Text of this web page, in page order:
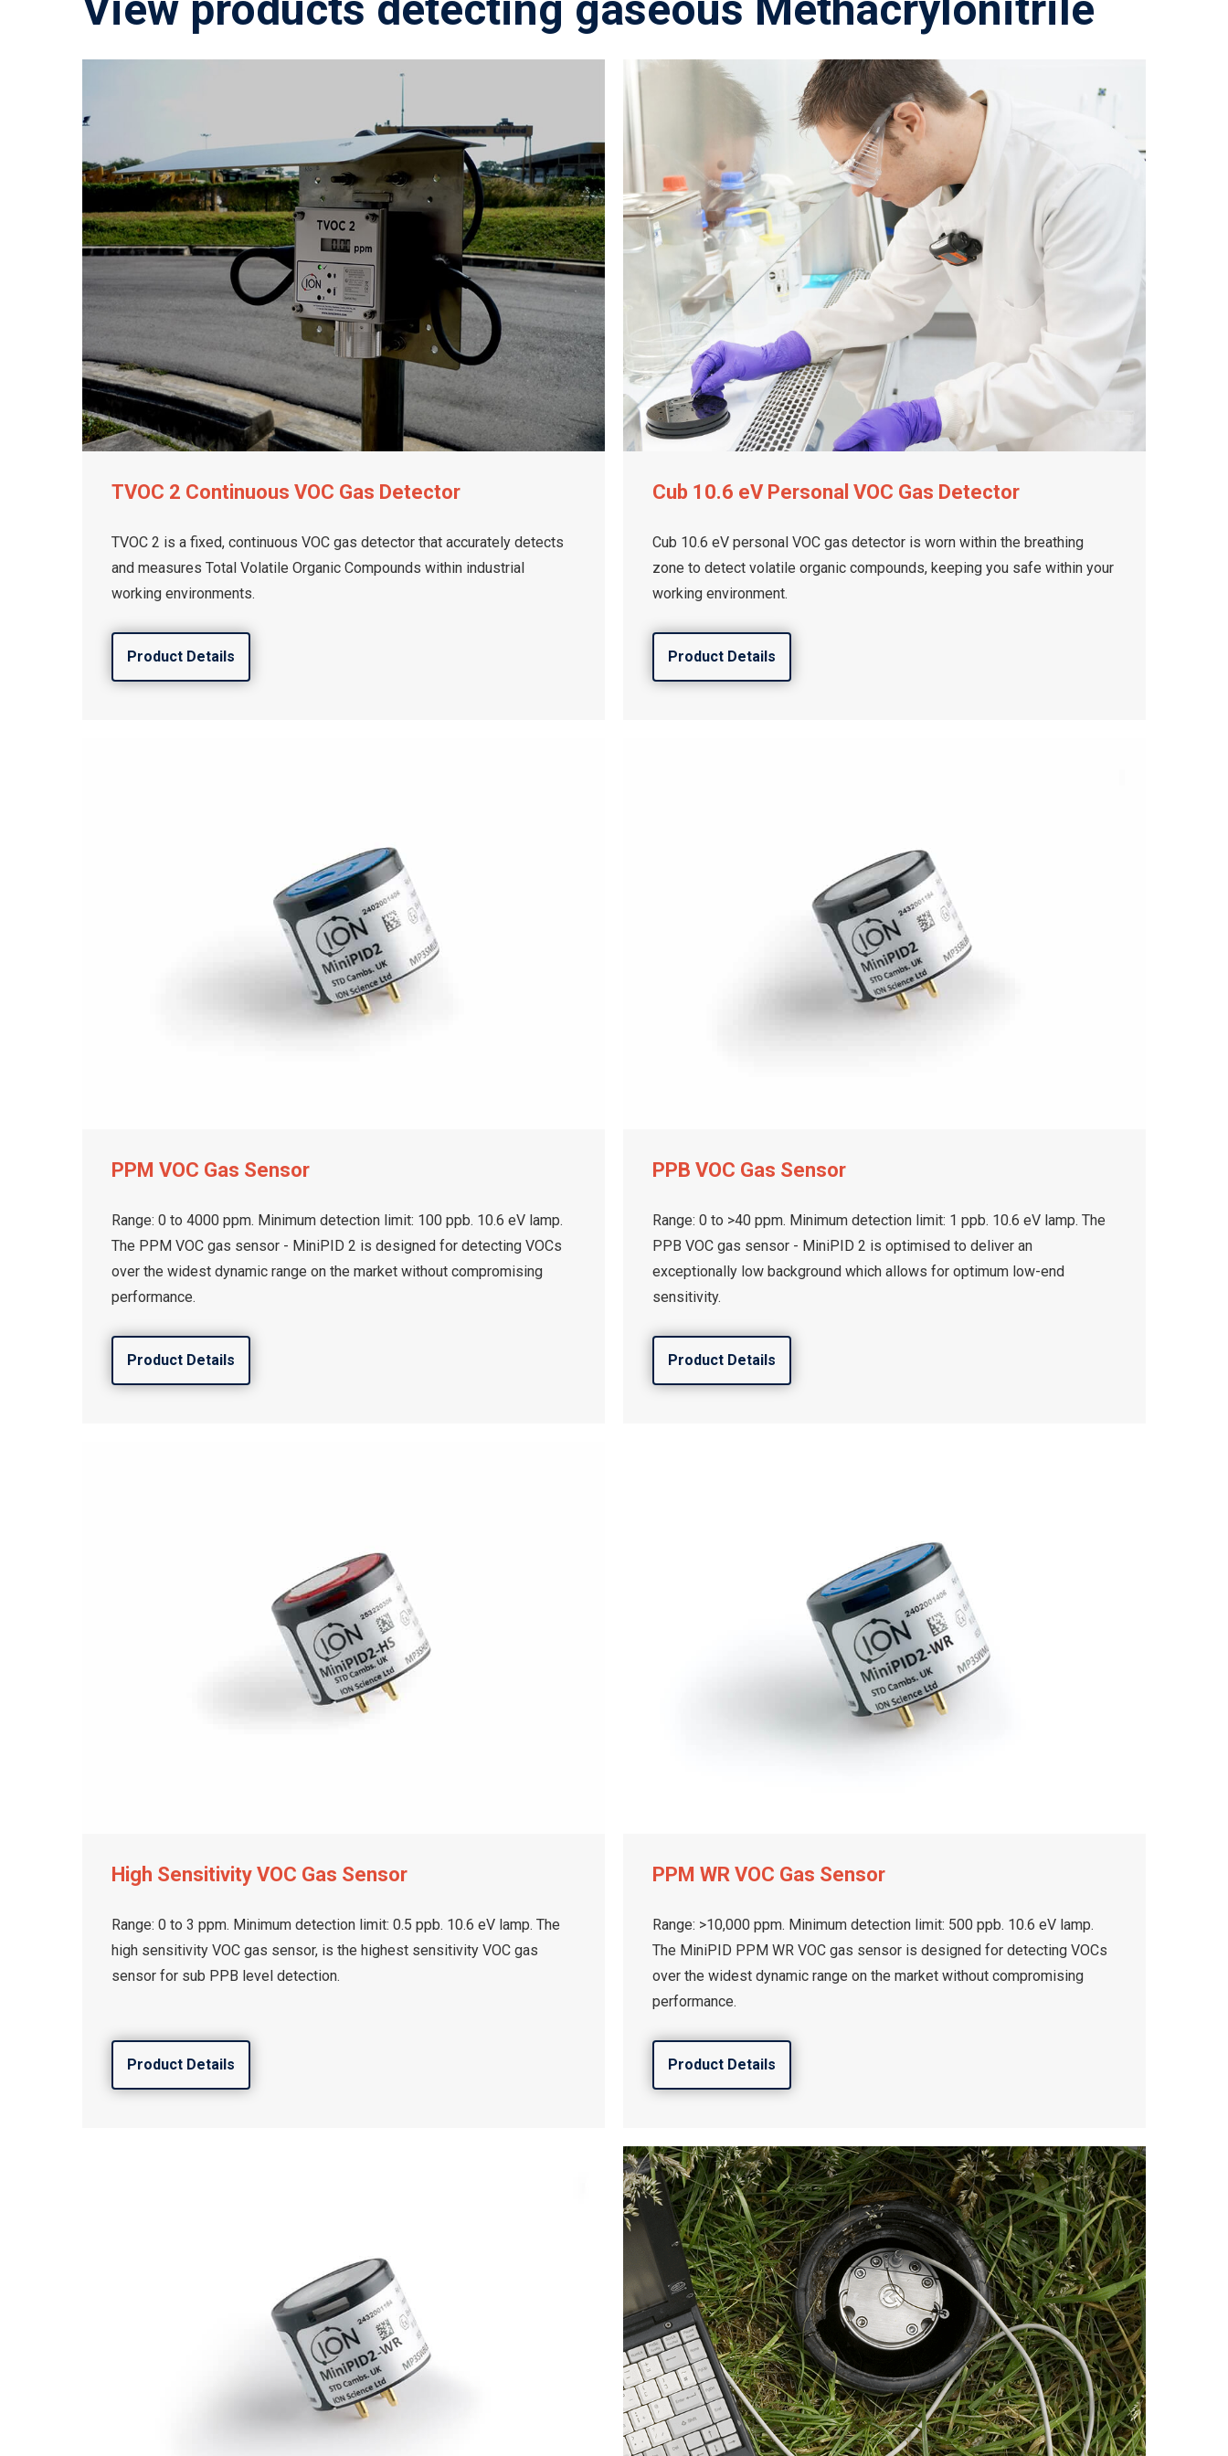
TVOC 2 Continuous VOC Gas Detector
TVOC 2 is a fixed, continuous VOC gas detector that accurately detects
and measures Total Volatile Organic Compounds within industrial
working environments.
Product Details
Cub 10.6 eV Personal VOC Gas Detector
Cub 10.6 eV personal VOC gas detector is worn within the breathing
zone to detect volatile organic compounds, keeping you safe within your
working environment.
Product Details
PPM VOC Gas Sensor
Range: 0 to 4000 ppm. Minimum detection limit: 100 ppb. 10.6 eV lamp.
The PPM VOC gas sensor - MiniPID 2 is designed for detecting VOCs
over the widest dynamic range on the market without compromising
performance.
Product Details
PPB VOC Gas Sensor
Range: 0 to >40 ppm. Minimum detection limit: 1 ppb. 10.6 eV lamp. The
PPB VOC gas sensor - MiniPID 2 is optimised to deliver an
exceptionally low background which allows for optimum low-end
sensitivity.
Product Details
High Sensitivity VOC Gas Sensor
Range: 0 to 3 ppm. Minimum detection limit: 0.5 ppb. 10.6 eV lamp. The
high sensitivity VOC gas sensor, is the highest sensitivity VOC gas
sensor for sub PPB level detection.
Product Details
PPM WR VOC Gas Sensor
Range: >10,000 ppm. Minimum detection limit: 500 ppb. 10.6 eV lamp.
The MiniPID PPM WR VOC gas sensor is designed for detecting VOCs
over the widest dynamic range on the market without compromising
performance.
Product Details